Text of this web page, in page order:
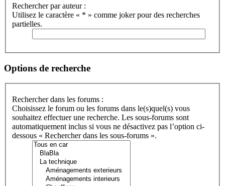
Rechercher par auteur :
Utilisez le caractère « * » comme joker pour des recherches
partielles.
Options de recherche
Rechercher dans les forums :
Choisissez le forum ou les forums dans le(s)quel(s) vous
souhaitez effectuer une recherche. Les sous-forums sont
automatiquement inclus si vous ne désactivez pas l’option ci-
dessous « Rechercher dans les sous-forums ».